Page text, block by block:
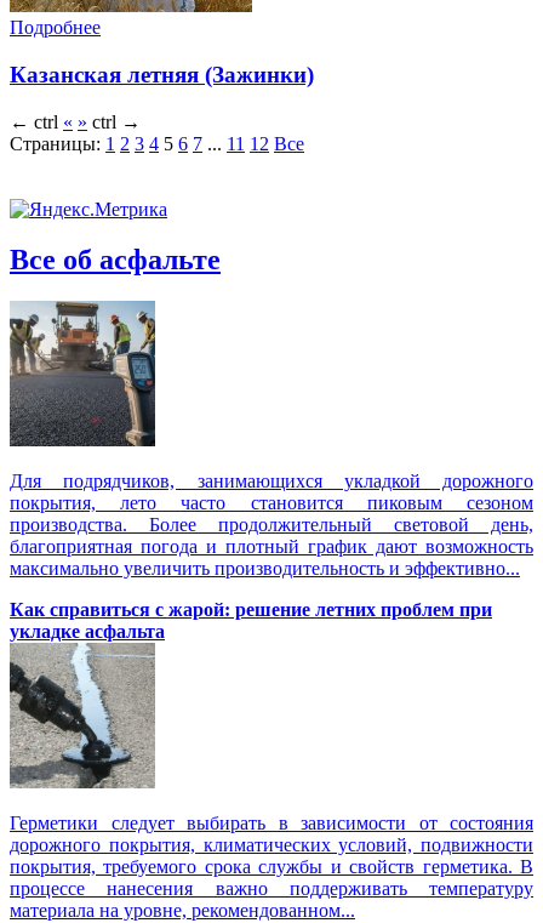
Подробнее
Казанская летняя (Зажинки)
← ctrl « » ctrl →
Страницы: 1 2 3 4 5 6 7 ... 11 12 Все
Все об асфальте
Для подрядчиков, занимающихся укладкой дорожного
покрытия, лето часто становится пиковым сезоном
производства. Более продолжительный световой день,
благоприятная погода и плотный график дают возможность
максимально увеличить производительность и эффективно...
Как справиться с жарой: решение летних проблем при
укладке асфальта
Герметики следует выбирать в зависимости от состояния
дорожного покрытия, климатических условий, подвижности
покрытия, требуемого срока службы и свойств герметика. В
процессе нанесения важно поддерживать температуру
материала на уровне, рекомендованном...